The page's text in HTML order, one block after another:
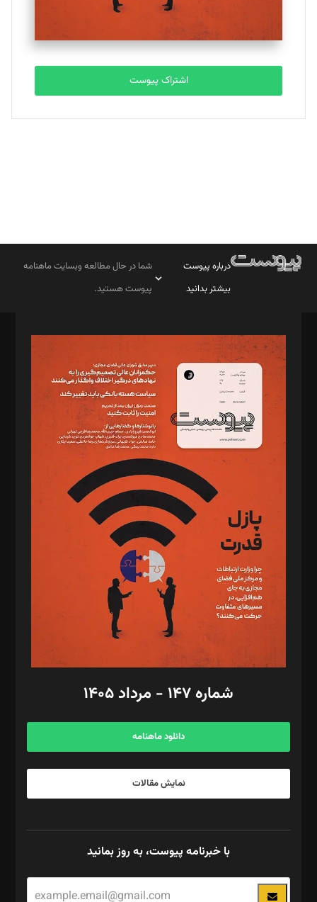
مصطفی مسجدی آرانی
تحریریه
بابک نقاش
تحریریه
اشتراک پیوست
درباره پیوست
بیشتر بدانید
شما در حال مطالعه وبسایت ماهنامه
پیوست هستید.
مدیر مسئول: محمدباقر اثنی‌عشری
سردبیر: مهرک محمودی
دبیر تحریریه: میثم قاسمی
د‌بیر ناداستان: سمانه سمیع
د‌بیر خدمت و تجارت: ابوالفضل رجبی
د‌بیر حقوق فناوری: حسام‌الدین ایپکچی
د‌بیر پیوست جهان: مینا پاکدل
د‌بیر تحریریه آنلاین: بابک نقاش
تحریریه‌: مجتبی محمود‌ی، آرش برهمند، یسنا امان‌پور، سروش کرمیان،
مصطفی مسجدی آرانی، ابوالفضل رجبی، زهرا فکرانه، فائزه فتحی
رستمی،مصطفی باستان
ویرایش: نگار استاد‌‌آقا
طراح یونیفرم: مجید توکلی
فیلمبرداری و عکاسی: امیر شفیعی، مانی لطفی زاده
گرافیک و صفحه‌آرایی: سید‌سبحان‌علی ثابت
مد‌یر توسعه تجاری: کامبیز برید‌
امور مالی: شاپور رهبری، محمد‌ کاظمی‌نیا
آگهی و مشترکین: ۰۹۱۹۹۹۹۰۴۵۴
شماره ۱۴۷ - مرداد ۱۴۰۵
دانلود ماهنامه
نمایش مقالات
با خبرنامه پیوست، به روز بمانید